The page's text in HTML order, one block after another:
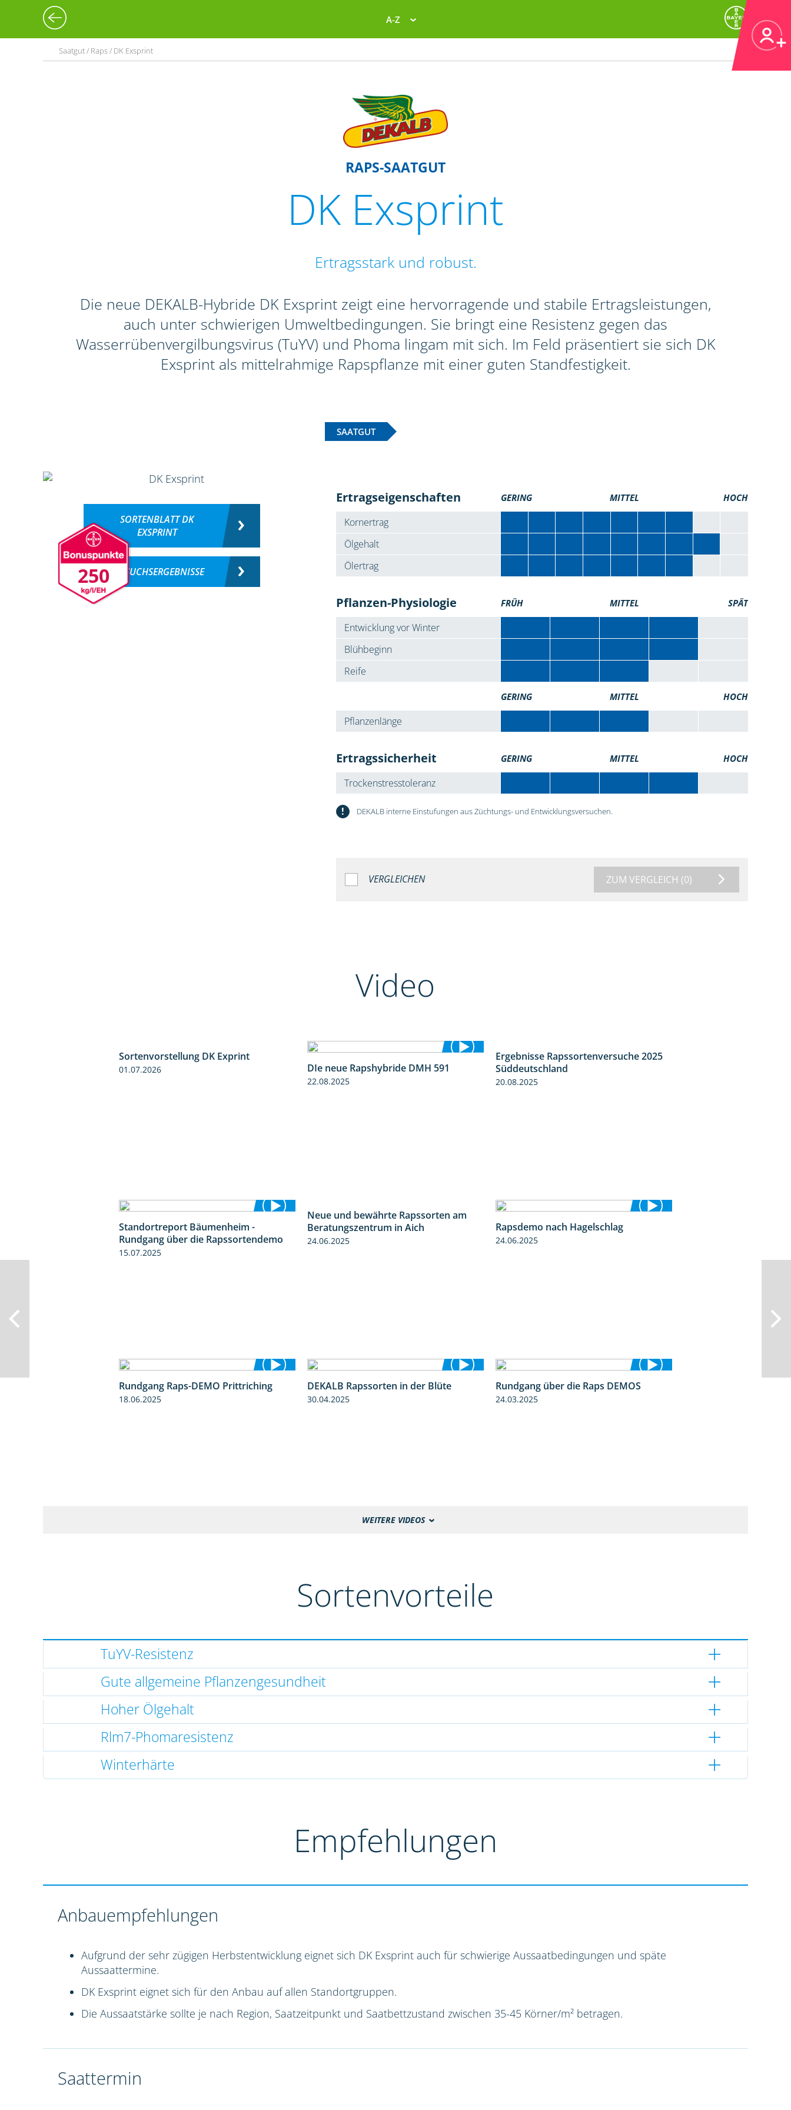
A-Z
Saatgut / Raps / DK Exsprint
RAPS-SAATGUT
DK Exsprint
Ertragsstark und robust.
Die neue DEKALB-Hybride DK Exsprint zeigt eine hervorragende und stabile Ertragsleistungen,
auch unter schwierigen Umweltbedingungen. Sie bringt eine Resistenz gegen das
Wasserrübenvergilbungsvirus (TuYV) und Phoma lingam mit sich. Im Feld präsentiert sie sich DK
Exsprint als mittelrahmige Rapspflanze mit einer guten Standfestigkeit.
SAATGUT
250
SORTENBLATT DK
EXSPRINT
VERSUCHSERGEBNISSE
Ertragseigenschaften GERING MITTEL HOCH
Kornertrag
Ölgehalt
Ölertrag
Pflanzen-Physiologie FRÜH MITTEL SPÄT
Entwicklung vor Winter
Blühbeginn
Reife
GERING MITTEL HOCH
Pflanzenlänge
Ertragssicherheit GERING MITTEL HOCH
Trockenstresstoleranz
! DEKALB interne Einstufungen aus Züchtungs- und Entwicklungsversuchen.
VERGLEICHEN ZUM VERGLEICH (0)
Video
Sortenvorstellung DK Exprint
01.07.2026 DIe neue Rapshybride DMH 591
22.08.2025
Ergebnisse Rapssortenversuche 2025
Süddeutschland
20.08.2025
Standortreport Bäumenheim -
Rundgang über die Rapssortendemo
15.07.2025
Neue und bewährte Rapssorten am
Beratungszentrum in Aich
Rapsdemo nach Hagelschlag
24.06.2025
5:34
Rundgang Raps-DEMO Prittriching
18.06.2025
DEKALB Rapssorten in der Blüte
30.04.2025
Rundgang über die Raps DEMOS
24.03.2025
WEITERE VIDEOS
Sortenvorteile
TuYV-Resistenz
Gute allgemeine Pflanzengesundheit
Hoher Ölgehalt
Rlm7-Phomaresistenz
Winterhärte
Empfehlungen
Anbauempfehlungen
Aufgrund der sehr zügigen Herbstentwicklung eignet sich DK Exsprint auch für schwierige Aussaatbedingungen und späte
Aussaattermine.
DK Exsprint eignet sich für den Anbau auf allen Standortgruppen.
Die Aussaatstärke sollte je nach Region, Saatzeitpunkt und Saatbettzustand zwischen 35-45 Körner/m² betragen.
Saattermin